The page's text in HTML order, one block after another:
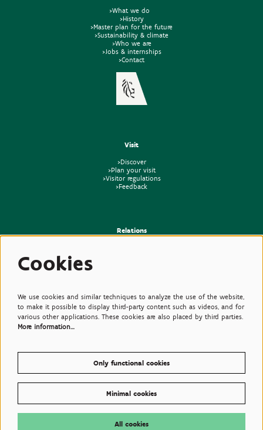
>What we do
>History
>Master plan for the future
>Sustainability & climate
>Who we are
>Jobs & internships
>Contact
Visit
>Discover
>Plan your visit
>Visitor regulations
>Feedback
Relations
© Plantentuin Meise, BE0540708286, Nieuwelaan 38, 1860 Meise
Cookies
We use cookies and similar techniques to analyze the use of the website,
to make it possible to display third-party content such as videos, and for
various other applications. These cookies are also placed by third parties.
More information…
Only functional cookies
Minimal cookies
All cookies